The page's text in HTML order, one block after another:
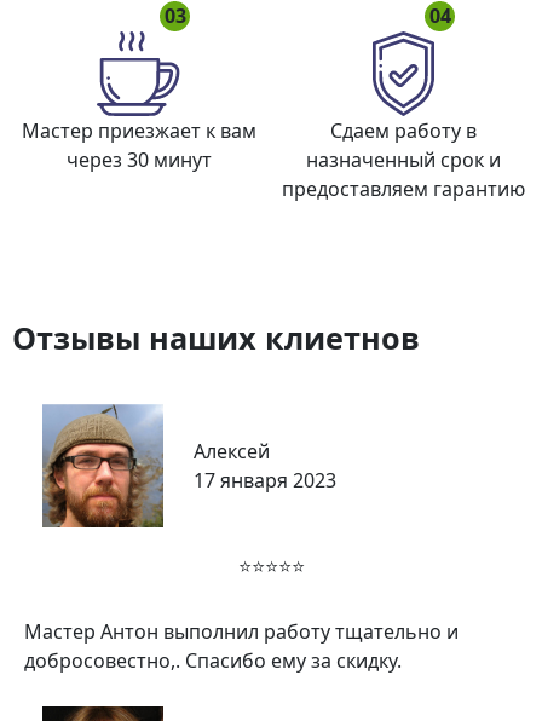
03
Мастер приезжает к вам
через 30 минут
04
Сдаем работу в
назначенный срок и
предоставляем гарантию
Отзывы наших клиетнов
Алексей
17 января 2023
⭐⭐⭐⭐⭐
Мастер Антон выполнил работу тщательно и
добросовестно,. Спасибо ему за скидку.